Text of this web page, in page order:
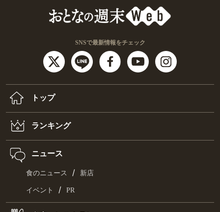
SNSで最新情報をチェック
トップ
ランキング
ニュース
食のニュース / 新店
イベント / PR